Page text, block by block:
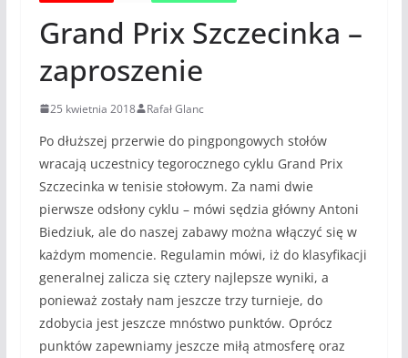
Grand Prix Szczecinka –
zaproszenie
25 kwietnia 2018 Rafał Glanc
Po dłuższej przerwie do pingpongowych stołów
wracają uczestnicy tegorocznego cyklu Grand Prix
Szczecinka w tenisie stołowym. Za nami dwie
pierwsze odsłony cyklu – mówi sędzia główny Antoni
Biedziuk, ale do naszej zabawy można włączyć się w
każdym momencie. Regulamin mówi, iż do klasyfikacji
generalnej zalicza się cztery najlepsze wyniki, a
ponieważ zostały nam jeszcze trzy turnieje, do
zdobycia jest jeszcze mnóstwo punktów. Oprócz
punktów zapewniamy jeszcze miłą atmosferę oraz